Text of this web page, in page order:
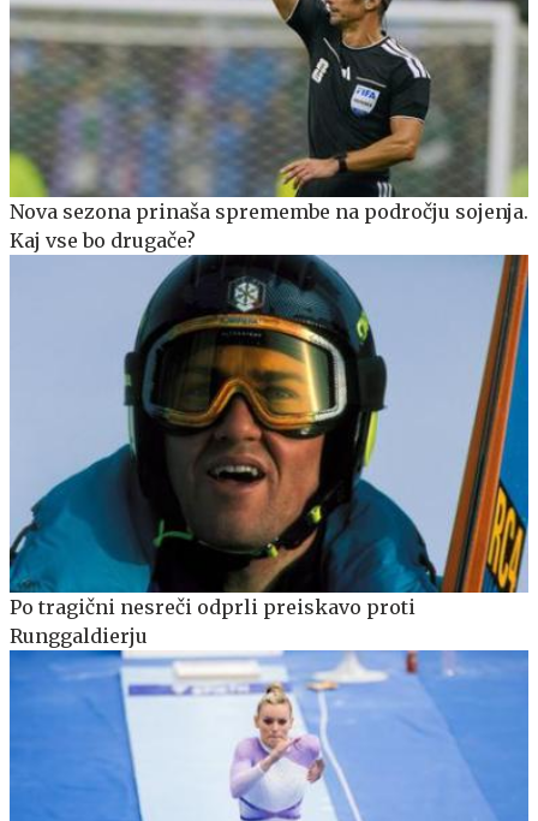
Nova sezona prinaša spremembe na področju sojenja.
Kaj vse bo drugače?
Po tragični nesreči odprli preiskavo proti
Runggaldierju